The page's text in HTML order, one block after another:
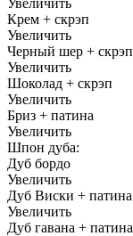
Увеличить
Крем + скрэп
Увеличить
Черный шер + скрэп
Увеличить
Шоколад + скрэп
Увеличить
Бриз + патина
Увеличить
Шпон дуба:
Дуб бордо
Увеличить
Дуб Виски + патина
Увеличить
Дуб гавана + патина